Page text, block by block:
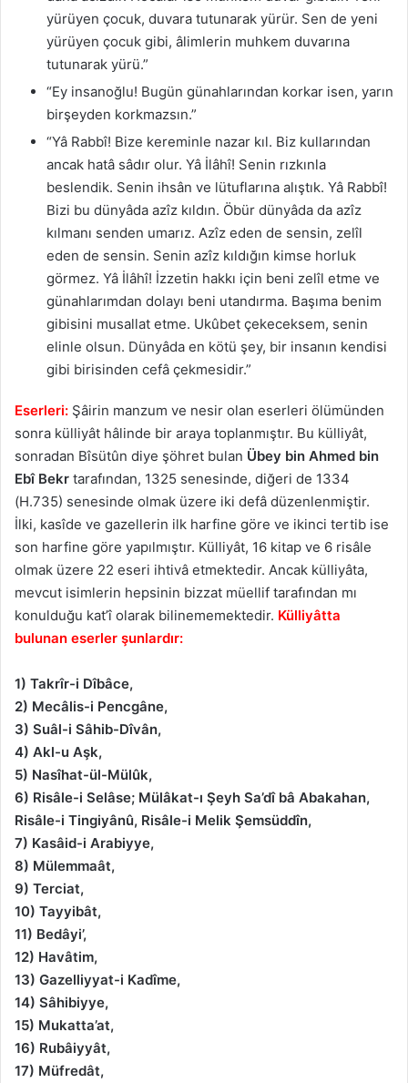
yürüyen çocuk, duvara tutunarak yürür. Sen de yeni
yürüyen çocuk gibi, âlimlerin muhkem duvarına
tutunarak yürü.”
“Ey insanoğlu! Bugün günahlarından korkar isen, yarın
birşeyden korkmazsın.”
“Yâ Rabbî! Bize kereminle nazar kıl. Biz kullarından
ancak hatâ sâdır olur. Yâ İlâhî! Senin rızkınla
beslendik. Senin ihsân ve lütuflarına alıştık. Yâ Rabbî!
Bizi bu dünyâda azîz kıldın. Öbür dünyâda da azîz
kılmanı senden umarız. Azîz eden de sensin, zelîl
eden de sensin. Senin azîz kıldığın kimse horluk
görmez. Yâ İlâhî! İzzetin hakkı için beni zelîl etme ve
günahlarımdan dolayı beni utandırma. Başıma benim
gibisini musallat etme. Ukûbet çekeceksem, senin
elinle olsun. Dünyâda en kötü şey, bir insanın kendisi
gibi birisinden cefâ çekmesidir.”
Eserleri: Şâirin manzum ve nesir olan eserleri ölümünden
sonra külliyât hâlinde bir araya toplanmıştır. Bu külliyât,
sonradan Bîsütûn diye şöhret bulan Übey bin Ahmed bin
Ebî Bekr tarafından, 1325 senesinde, diğeri de 1334
(H.735) senesinde olmak üzere iki defâ düzenlenmiştir.
İlki, kasîde ve gazellerin ilk harfine göre ve ikinci tertib ise
son harfine göre yapılmıştır. Külliyât, 16 kitap ve 6 risâle
olmak üzere 22 eseri ihtivâ etmektedir. Ancak külliyâta,
mevcut isimlerin hepsinin bizzat müellif tarafından mı
konulduğu kat’î olarak bilinememektedir. Külliyâtta
bulunan eserler şunlardır:
1) Takrîr-i Dîbâce,
2) Mecâlis-i Pencgâne,
3) Suâl-i Sâhib-Dîvân,
4) Akl-u Aşk,
5) Nasîhat-ül-Mülûk,
6) Risâle-i Selâse; Mülâkat-ı Şeyh Sa’dî bâ Abakahan,
Risâle-i Tingiyânû, Risâle-i Melik Şemsüddîn,
7) Kasâid-i Arabiyye,
8) Mülemmaât,
9) Terciat,
10) Tayyibât,
11) Bedâyi’,
12) Havâtim,
13) Gazelliyyat-i Kadîme,
14) Sâhibiyye,
15) Mukatta’at,
16) Rubâiyyât,
17) Müfredât,